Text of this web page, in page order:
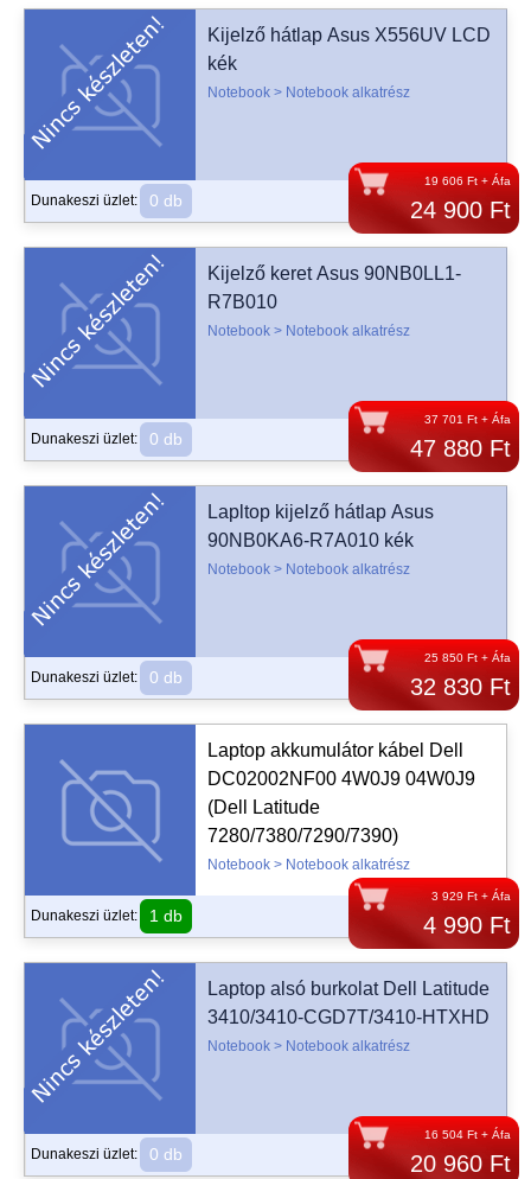
19 606 Ft + Áfa
24 900 Ft
Kijelző hátlap Asus X556UV LCD
kék
Notebook > Notebook alkatrész
Dunakeszi üzlet: 0 db
37 701 Ft + Áfa
47 880 Ft
Kijelző keret Asus 90NB0LL1-
R7B010
Notebook > Notebook alkatrész
Dunakeszi üzlet: 0 db
25 850 Ft + Áfa
32 830 Ft
Lapltop kijelző hátlap Asus
90NB0KA6-R7A010 kék
Notebook > Notebook alkatrész
Dunakeszi üzlet: 0 db
3 929 Ft + Áfa
4 990 Ft
Laptop akkumulátor kábel Dell
DC02002NF00 4W0J9 04W0J9
(Dell Latitude
7280/7380/7290/7390)
Notebook > Notebook alkatrész
Dunakeszi üzlet: 1 db
16 504 Ft + Áfa
20 960 Ft
Laptop alsó burkolat Dell Latitude
3410/3410-CGD7T/3410-HTXHD
Notebook > Notebook alkatrész
Dunakeszi üzlet: 0 db